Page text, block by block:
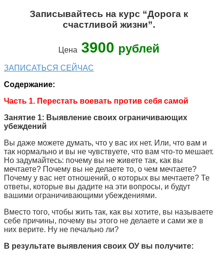
Записывайтесь на курс “Дорога к
счастливой жизни”.
Цена 3900 рублей
ЗАПИСАТЬСЯ СЕЙЧАС
Содержание:
Часть 1. Перестать воевать против себя самой
Занятие 1: Выявление своих ограничивающих
убеждений
Вы даже можете думать, что у вас их нет. Или, что вам и
так нормально и вы не чувствуете, что вам что-то мешает.
Но задумайтесь: почему вы не живете так, как вы
мечтаете? Почему вы не делаете то, о чем мечтаете?
Почему у вас нет отношений, о которых вы мечтаете? Те
ответы, которые вы дадите на эти вопросы, и будут
вашими ограничивающими убеждениями.
Вместо того, чтобы жить так, как вы хотите, вы называете
себе причины, почему вы этого не делаете и сами же в
них верите. Ну не печально ли?
В результате выявления своих ОУ вы получите: